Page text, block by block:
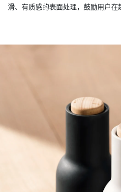
滑、有质感的表面处理，鼓励用户在